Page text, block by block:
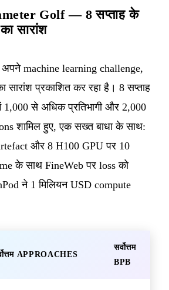
Golf — 8 सप्ताह के
सारांश
machine learning challenge,
सारांश प्रकाशित कर रहा है। 8 सप्ताह
1,000 से अधिक प्रतिभागी और 2,000
शामिल हुए, एक सख्त बाधा के साथ:
और 8 H100 GPU पर 10
के साथ FineWeb पर loss को
ने 1 मिलियन USD compute
APPROACHES
सर्वोत्तम
BPB